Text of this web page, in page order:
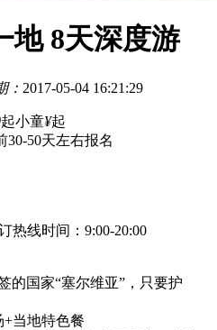
地 8天深度游
： 2017-05-04 16:21:29
起小童¥起
30-50天左右报名
热线时间：9:00-20:00
的国家“塞尔维亚”，只要护
当地特色餐